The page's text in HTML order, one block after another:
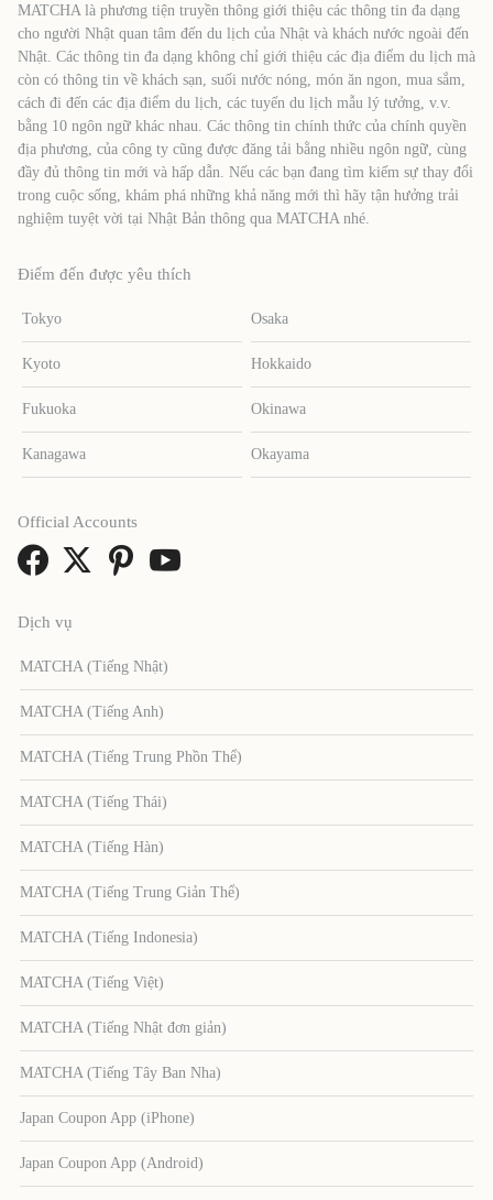
MATCHA là phương tiện truyền thông giới thiệu các thông tin đa dạng
cho người Nhật quan tâm đến du lịch của Nhật và khách nước ngoài đến
Nhật. Các thông tin đa dạng không chỉ giới thiệu các địa điểm du lịch mà
còn có thông tin về khách sạn, suối nước nóng, món ăn ngon, mua sắm,
cách đi đến các địa điểm du lịch, các tuyến du lịch mẫu lý tưởng, v.v.
bằng 10 ngôn ngữ khác nhau. Các thông tin chính thức của chính quyền
địa phương, của công ty cũng được đăng tải bằng nhiều ngôn ngữ, cùng
đầy đủ thông tin mới và hấp dẫn. Nếu các bạn đang tìm kiếm sự thay đổi
trong cuộc sống, khám phá những khả năng mới thì hãy tận hưởng trải
nghiệm tuyệt vời tại Nhật Bản thông qua MATCHA nhé.
Điểm đến được yêu thích
Tokyo Osaka
Kyoto Hokkaido
Fukuoka Okinawa
Kanagawa Okayama
Dịch vụ
MATCHA (Tiếng Nhật)
MATCHA (Tiếng Anh)
MATCHA (Tiếng Trung Phồn Thể)
MATCHA (Tiếng Thái)
MATCHA (Tiếng Hàn)
MATCHA (Tiếng Trung Giản Thể)
MATCHA (Tiếng Indonesia)
MATCHA (Tiếng Việt)
MATCHA (Tiếng Nhật đơn giản)
MATCHA (Tiếng Tây Ban Nha)
Japan Coupon App (iPhone)
Japan Coupon App (Android)
Official Accounts